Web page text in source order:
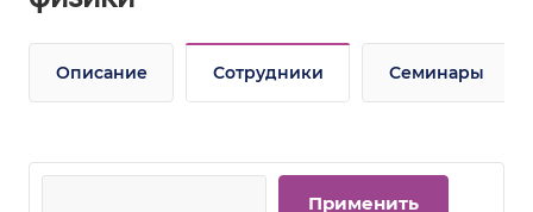
Описание Сотрудники Семинары